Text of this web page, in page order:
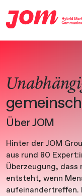
Über JOM
Hinter der JOM
aus rund 80
Überzeugung, dass
entsteht, wenn
aufeinandertreffen.